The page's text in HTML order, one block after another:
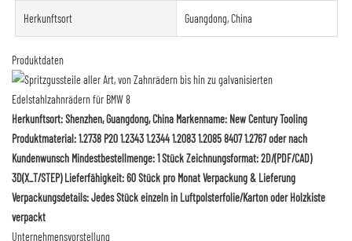
Herkunftsort Guangdong, China
Produktdaten
Herkunftsort: Shenzhen, Guangdong, China Markenname: New Century Tooling
Produktmaterial: 1.2738 P20 1.2343 1.2344 1.2083 1.2085 8407 1.2767 oder nach
Kundenwunsch Mindestbestellmenge: 1 Stück Zeichnungsformat: 2D/(PDF/CAD)
3D(X_T/STEP) Lieferfähigkeit: 60 Stück pro Monat Verpackung & Lieferung
Verpackungsdetails: Jedes Stück einzeln in Luftpolsterfolie/Karton oder Holzkiste
verpackt
Unternehmensvorstellung